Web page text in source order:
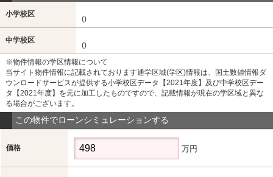
小学校区
()
中学校区
()
※物件情報の学区情報について
当サイト物件情報に記載されております通学区域(学区)情報は、国土数値情報ダ
ウンロードサービスが提供する小学校区データ【2021年度】及び中学校区デー
タ【2021年度】を元に加工したものですので、記載情報が現在の学区域と異な
る場合がございます。
この物件でローンシミュレーションする
価格 万円